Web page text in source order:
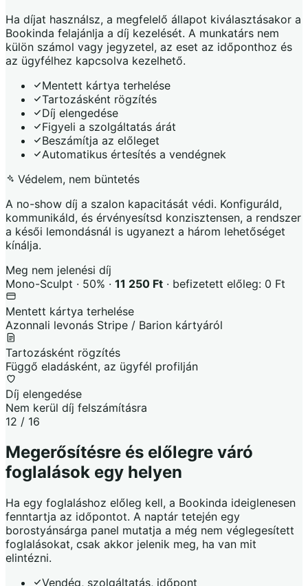
Ha díjat használsz, a megfelelő állapot kiválasztásakor a
Bookinda felajánlja a díj kezelését. A munkatárs nem
külön számol vagy jegyzetel, az eset az időponthoz és
az ügyfélhez kapcsolva kezelhető.
Mentett kártya terhelése
Tartozásként rögzítés
Díj elengedése
Figyeli a szolgáltatás árát
Beszámítja az előleget
Automatikus értesítés a vendégnek
Védelem, nem büntetés
A no-show díj a szalon kapacitását védi. Konfiguráld,
kommunikáld, és érvényesítsd konzisztensen, a rendszer
a késői lemondásnál is ugyanezt a három lehetőséget
kínálja.
Meg nem jelenési díj
Mono-Sculpt · 50% · 11 250 Ft · befizetett előleg: 0 Ft
Mentett kártya terhelése
Azonnali levonás Stripe / Barion kártyáról
Tartozásként rögzítés
Függő eladásként, az ügyfél profilján
Díj elengedése
Nem kerül díj felszámításra
12 / 16
Megerősítésre és előlegre váró
foglalások egy helyen
Ha egy foglaláshoz előleg kell, a Bookinda ideiglenesen
fenntartja az időpontot. A naptár tetején egy
borostyánsárga panel mutatja a még nem véglegesített
foglalásokat, csak akkor jelenik meg, ha van mit
elintézni.
Vendég, szolgáltatás, időpont